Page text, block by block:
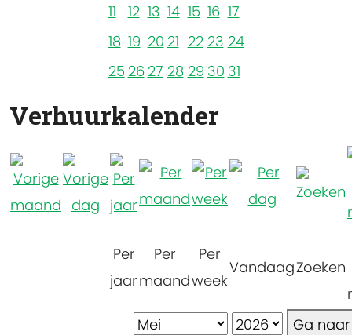
11
12 13 14 15 16 17
18 19 20 21 22 23 24
25 26 27 28 29 30 31
Verhuurkalender
Per
jaar
Per
maand
Per
week
VandaagZoeken
Ga